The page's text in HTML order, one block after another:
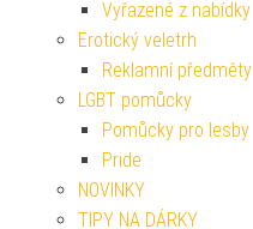
Vyřazené z nabídky
Erotický veletrh
Reklamní předměty
LGBT pomůcky
Pomůcky pro lesby
Pride
NOVINKY
TIPY NA DÁRKY